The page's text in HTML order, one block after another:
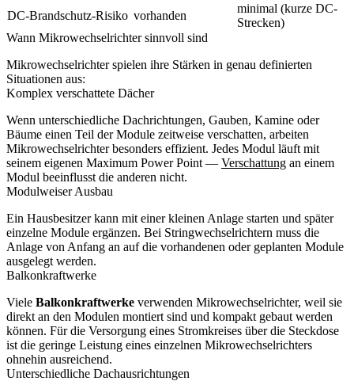
DC-Brandschutz-Risiko vorhanden
minimal (kurze DC-
Strecken)
Wann Mikrowechselrichter sinnvoll sind
Mikrowechselrichter spielen ihre Stärken in genau definierten
Situationen aus:
Komplex verschattete Dächer
Wenn unterschiedliche Dachrichtungen, Gauben, Kamine oder
Bäume einen Teil der Module zeitweise verschatten, arbeiten
Mikrowechselrichter besonders effizient. Jedes Modul läuft mit
seinem eigenen Maximum Power Point — Verschattung an einem
Modul beeinflusst die anderen nicht.
Modulweiser Ausbau
Ein Hausbesitzer kann mit einer kleinen Anlage starten und später
einzelne Module ergänzen. Bei Stringwechselrichtern muss die
Anlage von Anfang an auf die vorhandenen oder geplanten Module
ausgelegt werden.
Balkonkraftwerke
Viele Balkonkraftwerke verwenden Mikrowechselrichter, weil sie
direkt an den Modulen montiert sind und kompakt gebaut werden
können. Für die Versorgung eines Stromkreises über die Steckdose
ist die geringe Leistung eines einzelnen Mikrowechselrichters
ohnehin ausreichend.
Unterschiedliche Dachausrichtungen